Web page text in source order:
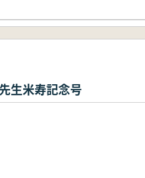
生米寿記念号